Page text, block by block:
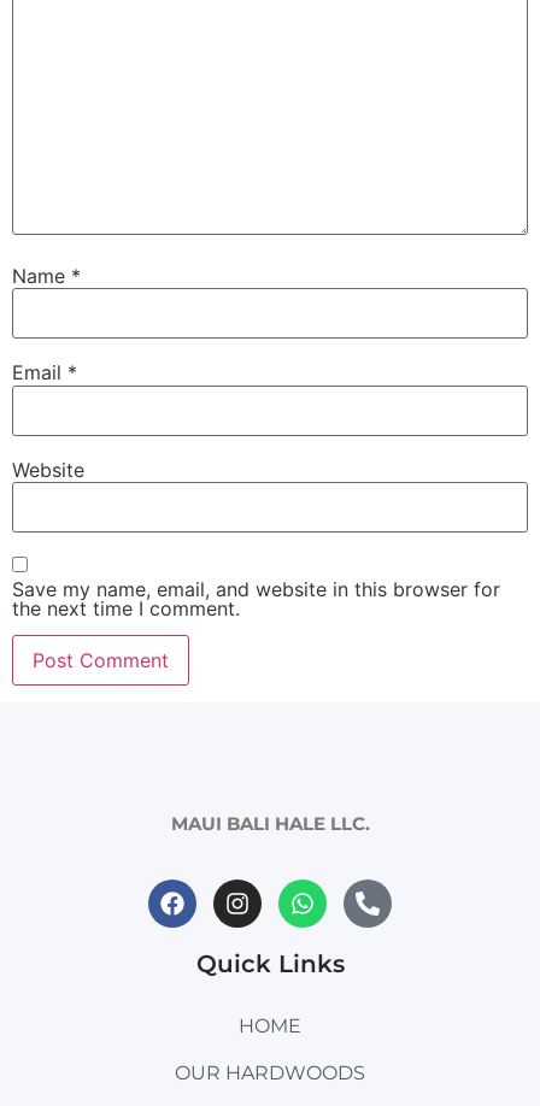
Name *
Email *
Website
Save my name, email, and website in this browser for
the next time I comment.
MAUI BALI HALE LLC.
Quick Links
HOME
OUR HARDWOODS